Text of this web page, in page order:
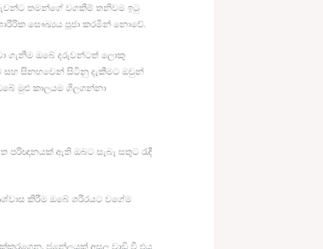
තමන්ගේ වගකීම් තනිවම ඉටු
සෞඛ්‍යය පූජා කරමින් නොවේ.
ගැනීම ඔබේ දරුවන්ටත් ලොකු
සහ සිනහවෙන් සිටිනු දැකීමට ඔවුන්
මුළු කාලයම ගිලගන්නා
පරිඥානයක් ඇති ඔබට සැබෑ සතුට රැඳී
කිරීම ඔබේ ශරීරයට වගේම
ජනේලයක් අසල වාඩි වී එය